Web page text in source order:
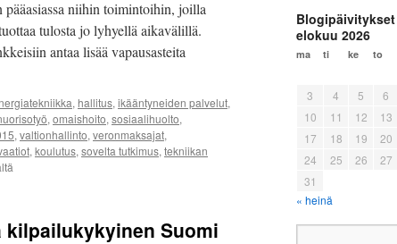
niihin toimintoihin, joilla
tulosta jo lyhyellä aikavälillä.
antaa lisää vapausasteita
, hallitus, ikääntyneiden palvelut,
, omaishoito, sosiaalihuolto,
, valtionhallinto, veronmaksajat,
, koulutus, sovelta tutkimus, tekniikan
Suomi
Blogipäivitykset
elokuu 2026
ma ti ke to
3
4 5 6
10
11 12 13
17
18 19 20
24
25 26 27
31
« heinä